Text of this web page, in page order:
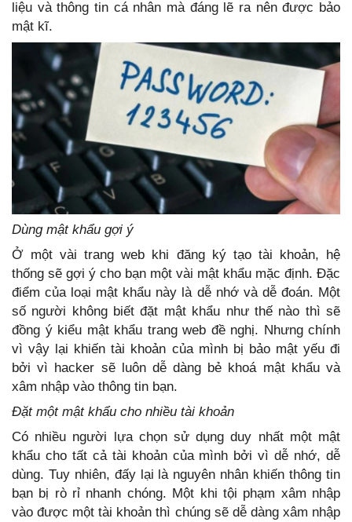
liệu và thông tin cá nhân mà đáng lẽ ra nên được bảo
mật kĩ.
Dùng mật khẩu gợi ý
Ở một vài trang web khi đăng ký tạo tài khoản, hệ
thống sẽ gợi ý cho bạn một vài mật khẩu mặc định. Đặc
điểm của loại mật khẩu này là dễ nhớ và dễ đoán. Một
số người không biết đặt mật khẩu như thế nào thì sẽ
đồng ý kiểu mật khẩu trang web đề nghị. Nhưng chính
vì vậy lại khiến tài khoản của mình bị bảo mật yếu đi
bởi vì hacker sẽ luôn dễ dàng bẻ khoá mật khẩu và
xâm nhập vào thông tin bạn.
Đặt một mật khẩu cho nhiều tài khoản
Có nhiều người lựa chọn sử dụng duy nhất một mật
khẩu cho tất cả tài khoản của mình bởi vì dễ nhớ, dễ
dùng. Tuy nhiên, đấy lại là nguyên nhân khiến thông tin
bạn bị rò rỉ nhanh chóng. Một khi tội phạm xâm nhập
vào được một tài khoản thì chúng sẽ dễ dàng xâm nhập